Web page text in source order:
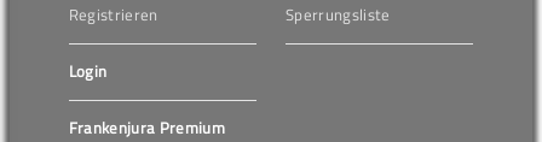
Registrieren
Login
Frankenjura Premium
Sperrungsliste